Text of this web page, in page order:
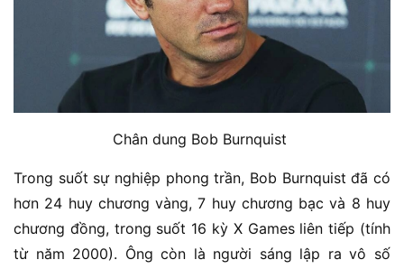
Chân dung Bob Burnquist
Trong suốt sự nghiệp phong trần, Bob Burnquist đã có
hơn 24 huy chương vàng, 7 huy chương bạc và 8 huy
chương đồng, trong suốt 16 kỳ X Games liên tiếp (tính
từ năm 2000). Ông còn là người sáng lập ra vô số